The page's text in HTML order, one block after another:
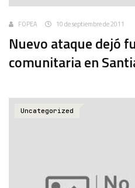
FOPEA 10 de septiembre de 2011
Nuevo ataque dejó
comunitaria en
Uncategorized